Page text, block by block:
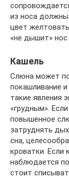
из носа
цвет
«не дышит»
Кашель
Слюна может
покашливание
такие явления
«грудным».
повышенное
затруднять
сна,
кроватки. Если
наблюдается
стоит